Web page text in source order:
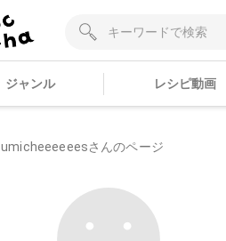
ジャンル レシピ動画
umicheeeeeesさんのページ